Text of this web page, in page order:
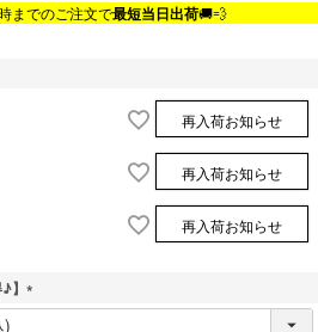
までのご注文で最短当日出荷🚚💨
再入荷お知らせ
再入荷お知らせ
再入荷お知らせ
】
(